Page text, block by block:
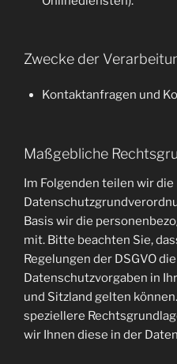
Zwecke der
Kontaktanfragen und
Maßgebliche
Im Folgenden teilen wir
Basis wir die
mit. Bitte beachten Sie,
Regelungen der DSGVO
Datenschutzvorgaben in
und Sitzland gelten
speziellere
wir Ihnen diese in der